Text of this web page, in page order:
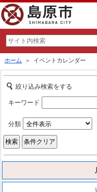
ホーム ＞ イベントカレンダー
絞り込み検索をする
キーワード
分類